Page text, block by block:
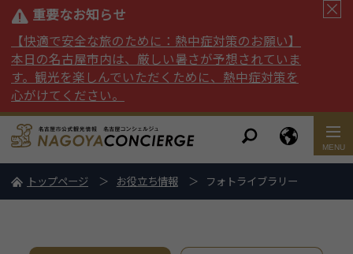
重要なお知らせ
【快適で安全な旅のために：熱中症対策のお願い】
本日の名古屋市内は、厳しい暑さが予想されていま
す。観光を楽しんでいただくために、熱中症対策を
心がけてください。
トップページ お役立ち情報 フォトライブラリー